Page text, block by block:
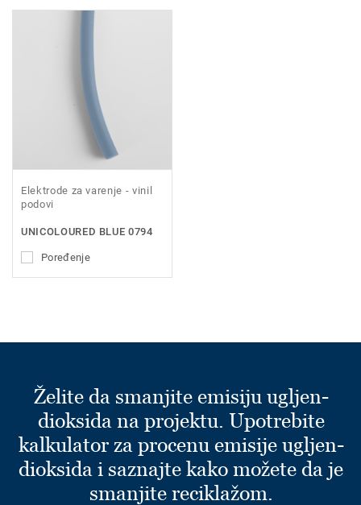
Elektrode za varenje - vinil
podovi
UNICOLOURED BLUE 0794
Poređenje
Želite da smanjite emisiju ugljen-
dioksida na projektu. Upotrebite
kalkulator za procenu emisije ugljen-
dioksida i saznajte kako možete da je
smanjite reciklažom.